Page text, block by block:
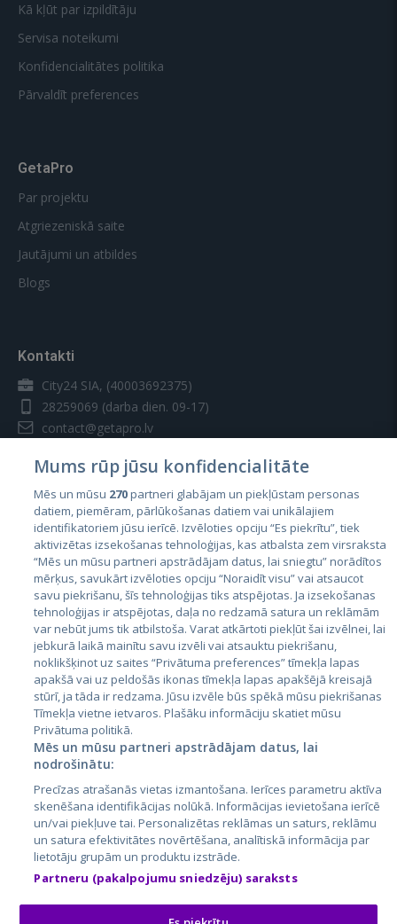
Kā kļūt par izpildītāju
Servisa noteikumi
Konfidencialitātes politika
Pārvaldīt preferences
GetaPro
Par projektu
Atgriezeniskā saite
Jautājumi un atbildes
Blogs
Kontakti
City24 SIA, (40003692375)
28259069 (darba dien. 09-17)
contact@getapro.lv
Valstis
Igaunija
Latvija
Lietuva
City24.lv
City24.ee
GetaPro.lv
GetaPro.ee
Skelbiu.lt
Autoplius.lt
Aruodas.lt
CVbankas.lt
Kainos.lt
Paslaugos.lt
auto24.ee
Osta.ee
KuldneBörs.ee
Mums rūp jūsu konfidencialitāte
Mēs un mūsu 270partneri glabājam un piekļūstam personas
datiem, piemēram, pārlūkošanas datiem vai unikālajiem
identifikatoriem jūsu ierīcē. Izvēloties opciju “Es piekrītu”, tiek
aktivizētas izsekošanas tehnoloģijas, kas atbalsta zem virsraksta
“Mēs un mūsu partneri apstrādājam datus, lai sniegtu” norādītos
mērķus, savukārt izvēloties opciju “Noraidīt visu” vai atsaucot
savu piekrišanu, šīs tehnoloģijas tiks atspējotas. Ja izsekošanas
tehnoloģijas ir atspējotas, daļa no redzamā satura un reklāmām
var nebūt jums tik atbilstoša. Varat atkārtoti piekļūt šai izvēlnei, lai
jebkurā laikā mainītu savu izvēli vai atsauktu piekrišanu,
noklikšķinot uz saites “Privātuma preferences” tīmekļa lapas
apakšā vai uz peldošās ikonas tīmekļa lapas apakšējā kreisajā
stūrī, ja tāda ir redzama. Jūsu izvēle būs spēkā mūsu piekrišanas
Tīmekļa vietne ietvaros. Plašāku informāciju skatiet mūsu
Privātuma politikā.
Mēs un mūsu partneri apstrādājam datus, lai
nodrošinātu:
Precīzas atrašanās vietas izmantošana. Ierīces parametru aktīva
skenēšana identifikācijas nolūkā. Informācijas ievietošana ierīcē
un/vai piekļuve tai. Personalizētas reklāmas un saturs, reklāmu
un satura efektivitātes novērtēšana, analītiskā informācija par
lietotāju grupām un produktu izstrāde.
Partneru (pakalpojumu sniedzēju) saraksts